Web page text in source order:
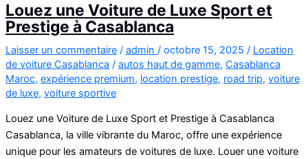
Louez une Voiture de Luxe Sport et
Prestige à Casablanca
Laisser un commentaire / admin / octobre 15, 2025 / Location
de voiture Casablanca / autos haut de gamme, Casablanca
Maroc, expérience premium, location prestige, road trip, voiture
de luxe, voiture sportive
Louez une Voiture de Luxe Sport et Prestige à Casablanca
Casablanca, la ville vibrante du Maroc, offre une expérience
unique pour les amateurs de voitures de luxe. Louer une voiture